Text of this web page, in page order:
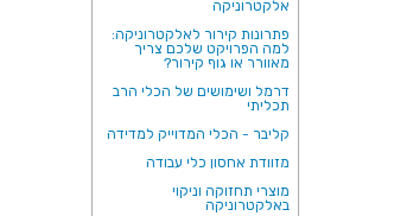
אלקטרוניקה
פתרונות קירור לאלקטרוניקה:
למה הפרויקט שלכם צריך
מאוורר או גוף קירור?
דרמל ושימושים של הכלי הרב
תכליתי
קליבר - הכלי המדוייק למדידה
מזוודת אחסון כלי עבודה
מוצרי תחזוקה וניקוי
באלקטרוניקה